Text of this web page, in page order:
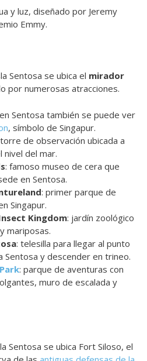
y luz, diseñado por Jeremy
Emmy.
Sentosa se ubica el mirador
por numerosas atracciones.
Sentosa también se puede ver
, símbolo de Singapur.
de observación ubicada a
del mar.
: famoso museo de cera que
en Sentosa.
: primer parque de
Singapur.
Kingdom: jardín zoológico
mariposas.
: telesilla para llegar al punto
Sentosa y descender en trineo.
: parque de aventuras con
muro de escalada y
Sentosa se ubica Fort Siloso, el